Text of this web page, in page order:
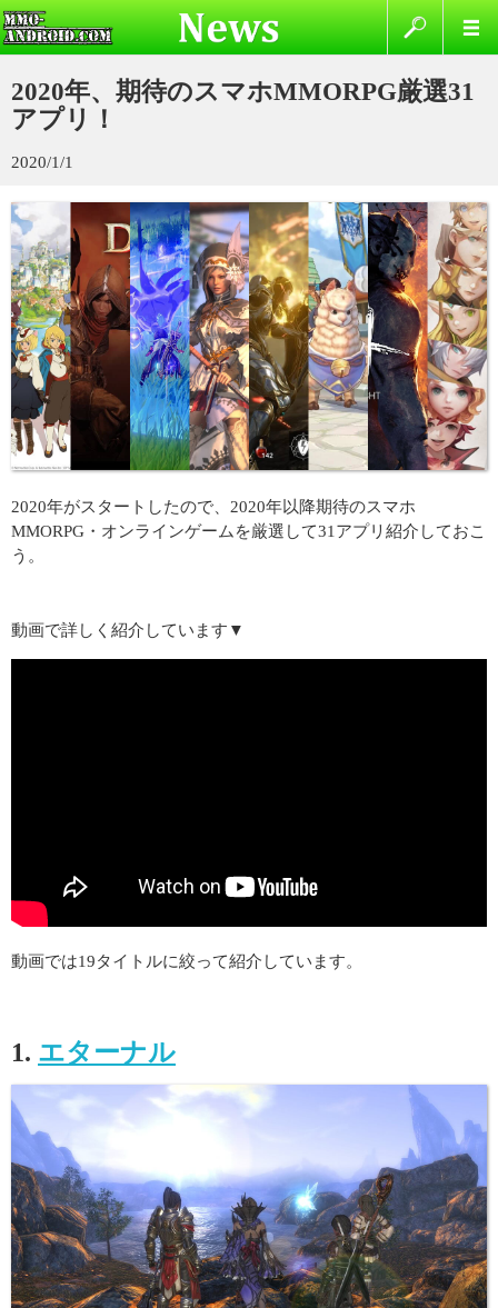
2020年、期待のスマホMMORPG厳選31
アプリ！
2020/1/1
2020年がスタートしたので、2020年以降期待のスマホ
MMORPG・オンラインゲームを厳選して31アプリ紹介しておこ
う。
動画で詳しく紹介しています▼
動画では19タイトルに絞って紹介しています。
1. エターナル